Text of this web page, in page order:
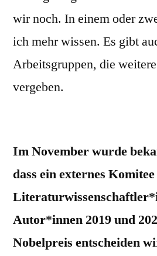
wir noch. In einem oder
ich mehr wissen. Es gibt
Arbeitsgruppen, die
vergeben.
Im November wurde
dass ein externes Komitee
Autor*innen 2019 und
Nobelpreis entscheiden